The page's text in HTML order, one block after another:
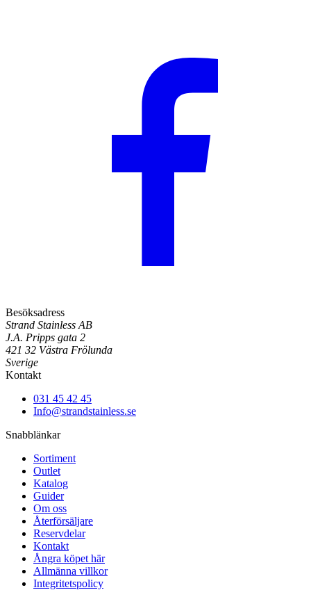
Besöksadress
Strand Stainless AB
J.A. Pripps gata 2
421 32 Västra Frölunda
Sverige
Kontakt
031 45 42 45
Info@strandstainless.se
Snabblänkar
Sortiment
Outlet
Katalog
Guider
Om oss
Återförsäljare
Reservdelar
Kontakt
Ångra köpet här
Allmänna villkor
Integritetspolicy